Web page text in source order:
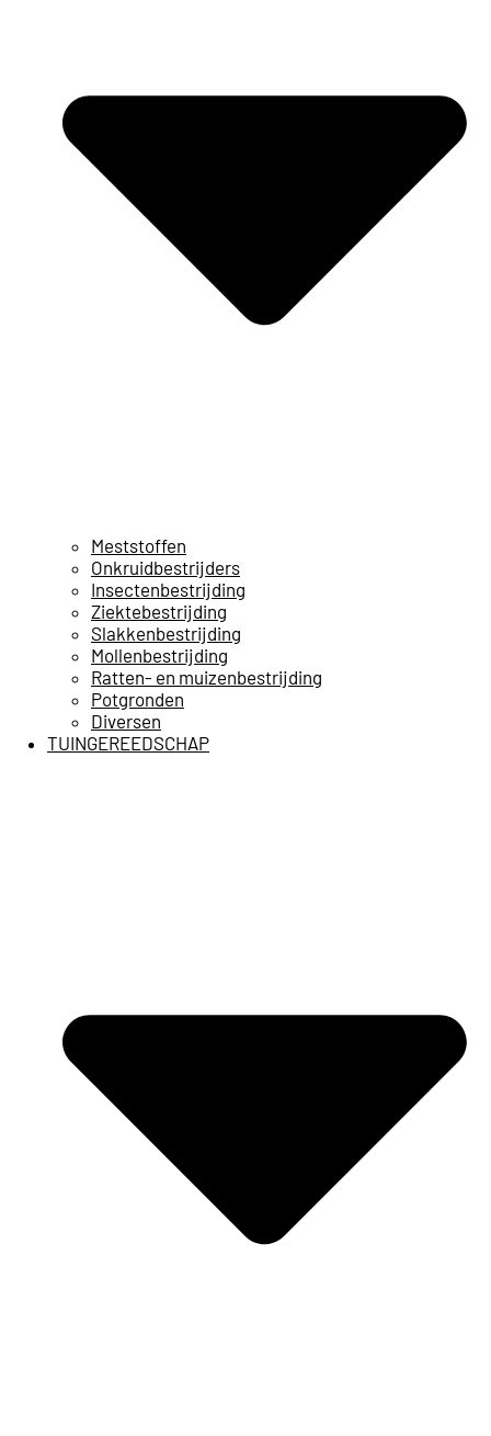
Meststoffen
Onkruidbestrijders
Insectenbestrijding
Ziektebestrijding
Slakkenbestrijding
Mollenbestrijding
Ratten- en muizenbestrijding
Potgronden
Diversen
TUINGEREEDSCHAP